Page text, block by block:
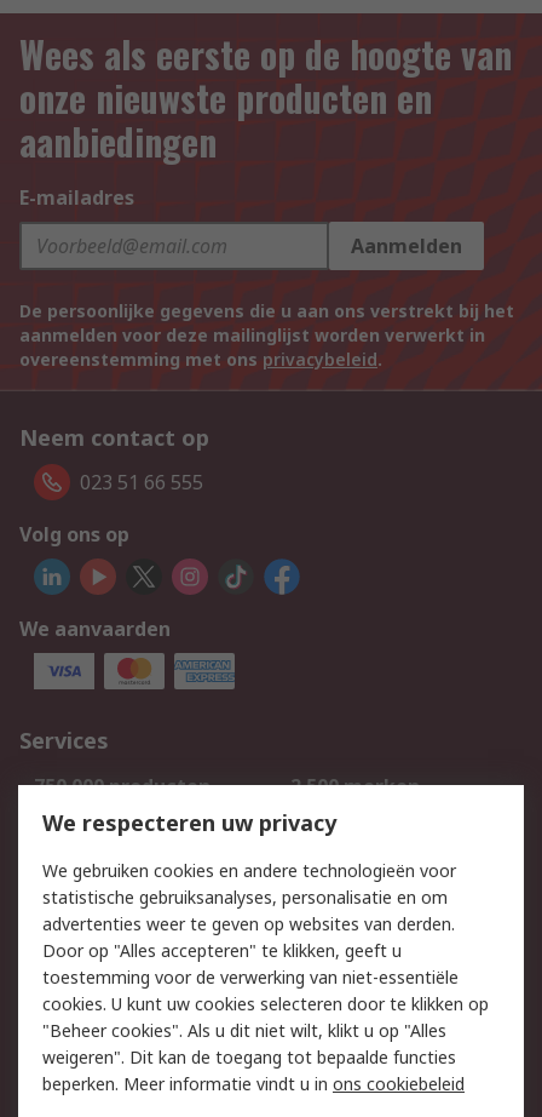
Wees als eerste op de hoogte van
onze nieuwste producten en
aanbiedingen
E-mailadres
Aanmelden
De persoonlijke gegevens die u aan ons verstrekt bij het
aanmelden voor deze mailinglijst worden verwerkt in
overeenstemming met ons privacybeleid.
Neem contact op
023 51 66 555
Volg ons op
We aanvaarden
Services
750.000 producten
2.500 merken
Bestellen
Inkoopoplossingen
Track & Trace
Wettelijk
Cookiebeleid
Email veiligheid
Privacybeleid
Websitevoorwaarden
Algemene
verkoopvoorwaarden
We respecteren uw privacy
We gebruiken cookies en andere technologieën voor
statistische gebruiksanalyses, personalisatie en om
advertenties weer te geven op websites van derden.
Door op "Alles accepteren" te klikken, geeft u
toestemming voor de verwerking van niet-essentiële
cookies. U kunt uw cookies selecteren door te klikken op
"Beheer cookies". Als u dit niet wilt, klikt u op "Alles
weigeren". Dit kan de toegang tot bepaalde functies
beperken. Meer informatie vindt u in ons cookiebeleid